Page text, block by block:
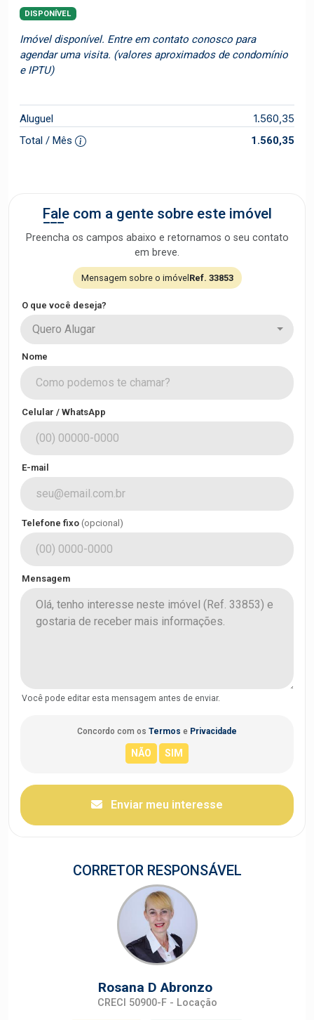
DISPONÍVEL
Imóvel disponível. Entre em contato conosco para
agendar uma visita. (valores aproximados de condomínio
e IPTU)
Aluguel 1.560,35
Total / Mês 1.560,35
Fale com a gente sobre este imóvel
Preencha os campos abaixo e retornamos o seu contato
em breve.
Mensagem sobre o imóvel Ref. 33853
O que você deseja?
Quero Alugar
Nome
Celular / WhatsApp
E-mail
Telefone fixo (opcional)
Mensagem
Você pode editar esta mensagem antes de enviar.
Concordo com os Termos e Privacidade
Enviar meu interesse
CORRETOR RESPONSÁVEL
Rosana D Abronzo
CRECI 50900-F - Locação